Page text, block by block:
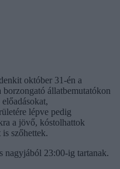
október 31-én a
állatbemutatókon
lépve pedig
a jövő, kóstolhattok
szőhettek.
nagyjából 23:00-ig tartanak.